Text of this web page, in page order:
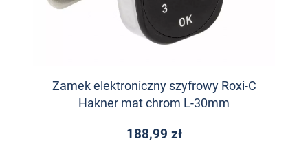
Zamek elektroniczny szyfrowy Roxi-C
Hakner mat chrom L-30mm
188,99 zł